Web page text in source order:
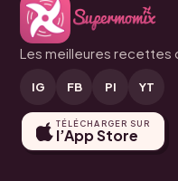
Les meilleures recettes
IG FB PI YT
TÉLÉCHARGER SUR
l’App Store